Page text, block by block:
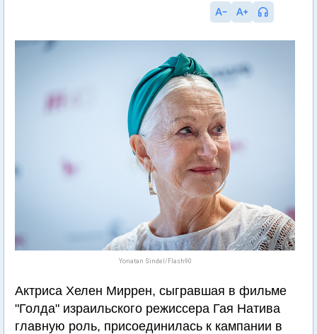
Yonatan Sindel/Flash90
Актриса Хелен Миррен, сыгравшая в фильме
"Голда" израильского режиссера Гая Натива
главную роль, присоединилась к кампании в